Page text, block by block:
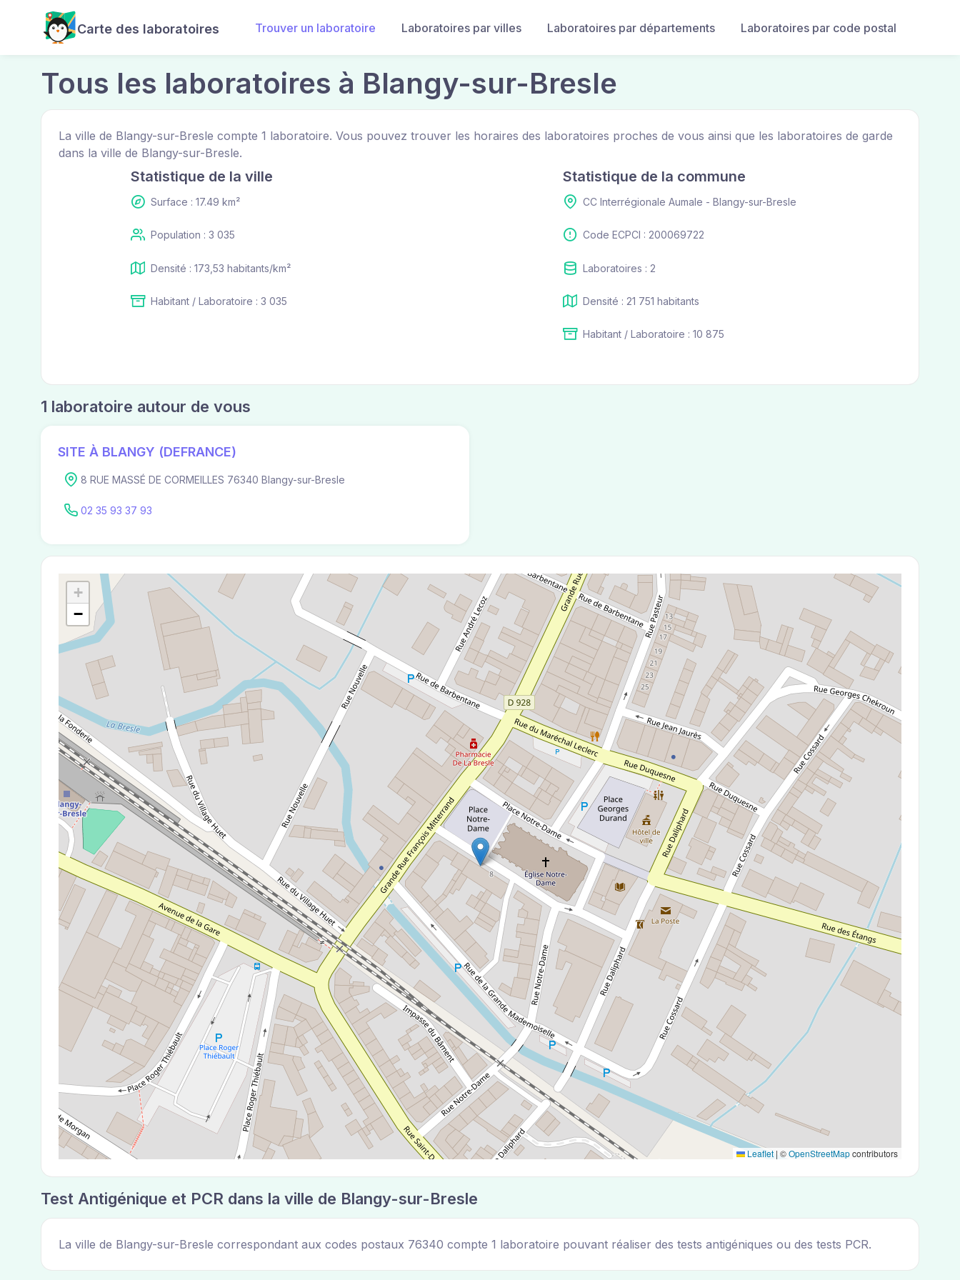
Carte des laboratoires Trouver un laboratoire Laboratoires par villes Laboratoires par départements Laboratoires par code postal
Tous les laboratoires à Blangy-sur-Bresle
La ville de Blangy-sur-Bresle compte 1 laboratoire. Vous pouvez trouver les horaires des laboratoires proches de vous ainsi que les laboratoires de garde
dans la ville de Blangy-sur-Bresle.
Statistique de la ville
Surface : 17.49 km²
Population : 3 035
Densité : 173,53 habitants/km²
Habitant / Laboratoire : 3 035
Statistique de la commune
CC Interrégionale Aumale - Blangy-sur-Bresle
Code ECPCI : 200069722
Laboratoires : 2
Densité : 21 751 habitants
Habitant / Laboratoire : 10 875
1 laboratoire autour de vous
SITE À BLANGY (DEFRANCE)
8 RUE MASSÉ DE CORMEILLES 76340 Blangy-sur-Bresle
02 35 93 37 93
+
−
Leaflet | ©OpenStreetMapcontributors
Test Antigénique et PCR dans la ville de Blangy-sur-Bresle
La ville de Blangy-sur-Bresle correspondant aux codes postaux 76340 compte 1 laboratoire pouvant réaliser des tests antigéniques ou des tests PCR.